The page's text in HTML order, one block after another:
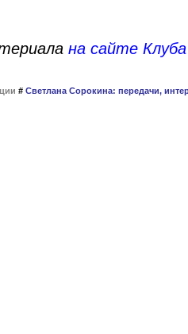
на сайте
# Светлана Сорокина: передачи,